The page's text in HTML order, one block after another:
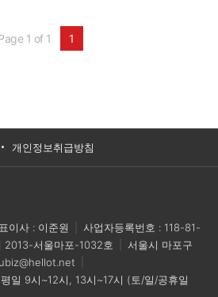
들었다.1 of 1 1
개인정보취급방침
이사 : 이준원
사업자등록번호 : 118-81-
2013-서울마포-1032호
서울시 마포구
평일 9시~12시, 13시~17시 (토/일/공휴일